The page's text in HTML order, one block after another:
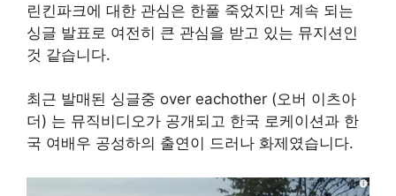
린킨파크에 대한 관심은 한풀 죽었지만 계속 되는
싱글 발표로 여전히 큰 관심을 받고 있는 뮤지션인
것 같습니다.
최근 발매된 싱글중 over eachother (오버 이츠아
더) 는 뮤직비디오가 공개되고 한국 로케이션과 한
국 여배우 공성하의 출연이 드러나 화제였습니다.